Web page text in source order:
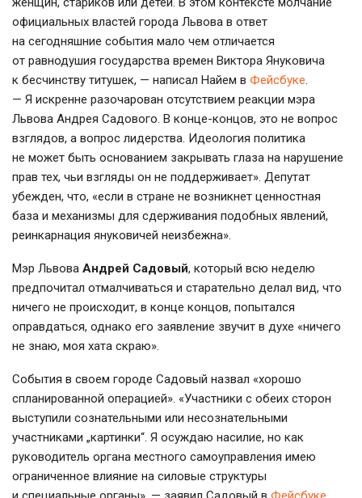
официальных властей города Львова в ответ
на сегодняшние события мало чем отличается
от равнодушия государства времен Виктора Януковича
к бесчинству титушек, — написал Найем в Фейсбуке.
— Я искренне разочарован отсутствием реакции мэра
Львова Андрея Садового. В конце-концов, это не вопрос
взглядов, а вопрос лидерства. Идеология политика
не может быть основанием закрывать глаза на нарушение
прав тех, чьи взгляды он не поддерживает». Депутат
убежден, что, «если в стране не возникнет ценностная
база и механизмы для сдерживания подобных явлений,
реинкарнация януковичей неизбежна».
Мэр Львова Андрей Садовый, который всю неделю
предпочитал отмалчиваться и старательно делал вид, что
ничего не происходит, в конце концов, попытался
оправдаться, однако его заявление звучит в духе «ничего
не знаю, моя хата скраю».
События в своем городе Садовый назвал «хорошо
спланированной операцией». «Участники с обеих сторон
выступили сознательными или несознательными
участниками „картинки“. Я осуждаю насилие, но как
руководитель органа местного самоуправления имею
ограниченное влияние на силовые структуры